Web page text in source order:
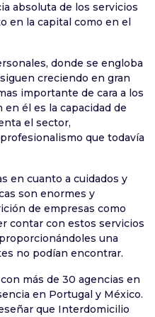
absoluta de los servicios
en la capital como en el
donde se engloba
creciendo en gran
importante de cara a los
él es la capacidad de
el sector,
que todavía
en cuanto a cuidados y
son enormes y
de empresas como
contar con estos servicios
una
no podían encontrar.
más de 30 agencias en
en Portugal y México.
que Interdomicilio